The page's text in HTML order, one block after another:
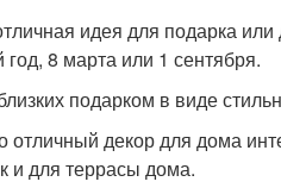
идея для подарка
8 марта или 1 сентября.
подарком в виде
отличный декор для дома
и для террасы дома.